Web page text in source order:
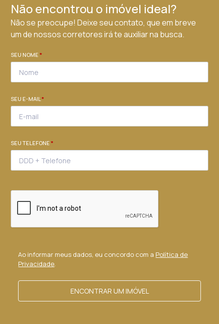
Não encontrou o imóvel ideal?
Não se preocupe! Deixe seu contato, que em breve
um de nossos corretores irá te auxiliar na busca.
SEU NOME*
SEU E-MAIL*
SEU TELEFONE*
Ao informar meus dados, eu concordo com a Política de
Privacidade.
ENCONTRAR UM IMÓVEL